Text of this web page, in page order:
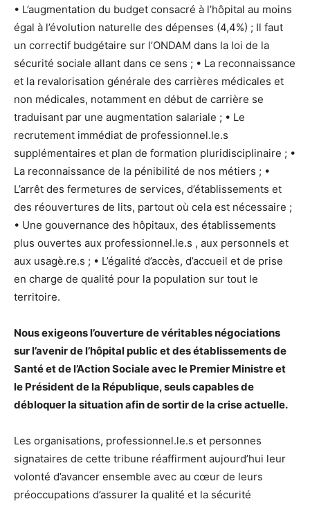
• L’augmentation du budget consacré à l’hôpital au moins
égal à l’évolution naturelle des dépenses (4,4%) ; Il faut
un correctif budgétaire sur l’ONDAM dans la loi de la
sécurité sociale allant dans ce sens ; • La reconnaissance
et la revalorisation générale des carrières médicales et
non médicales, notamment en début de carrière se
traduisant par une augmentation salariale ; • Le
recrutement immédiat de professionnel.le.s
supplémentaires et plan de formation pluridisciplinaire ; •
La reconnaissance de la pénibilité de nos métiers ; •
L’arrêt des fermetures de services, d’établissements et
des réouvertures de lits, partout où cela est nécessaire ;
• Une gouvernance des hôpitaux, des établissements
plus ouvertes aux professionnel.le.s , aux personnels et
aux usagè.re.s ; • L’égalité d’accès, d’accueil et de prise
en charge de qualité pour la population sur tout le
territoire.
Nous exigeons l’ouverture de véritables négociations
sur l’avenir de l’hôpital public et des établissements de
Santé et de l’Action Sociale avec le Premier Ministre et
le Président de la République, seuls capables de
débloquer la situation afin de sortir de la crise actuelle.
Les organisations, professionnel.le.s et personnes
signataires de cette tribune réaffirment aujourd’hui leur
volonté d’avancer ensemble avec au cœur de leurs
préoccupations d’assurer la qualité et la sécurité